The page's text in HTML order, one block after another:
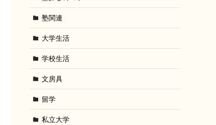
塾関連
大学生活
学校生活
文房具
留学
私立大学